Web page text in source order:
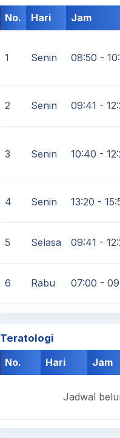
No.
Hari Jam
1 Senin 08:50 -
2 Senin 09:41 -
3 Senin 10:40 -
4 Senin 13:20 -
5 Selasa 09:41 -
6 Rabu 07:00 -
Teratologi
No.
Hari Jam
Jadwal